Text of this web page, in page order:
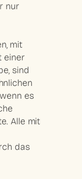
nur
mit
einer
sind
es
Alle mit
das